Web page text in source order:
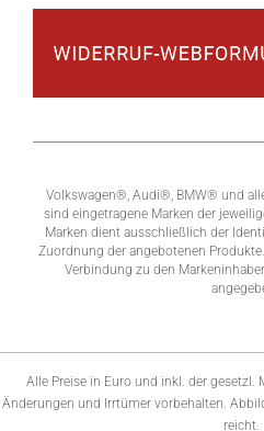
Volkswagen®, Audi®, BMW® und
sind eingetragene Marken der
Marken dient ausschließlich der
Zuordnung der angebotenen
Verbindung zu den
Alle Preise in Euro und inkl. der gesetzl.
Änderungen und Irrtümer vorbehalten.
reicht.